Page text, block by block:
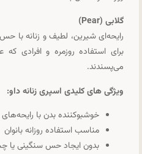
گلابی (Pear)
رایحه‌ای شیرین، لطیف و زنانه با
برای استفاده روزمره و افرادی
می‌پسندند.
ویژگی های کلیدی اسپری زنانه داو:
خوشبوکننده بدن با
مناسب استفاده روزانه بانوان
بدون ایجاد حس سنگینی یا